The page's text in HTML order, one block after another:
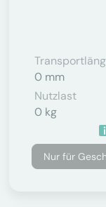
0 mm
Nutzlast
0 kg
Nur für